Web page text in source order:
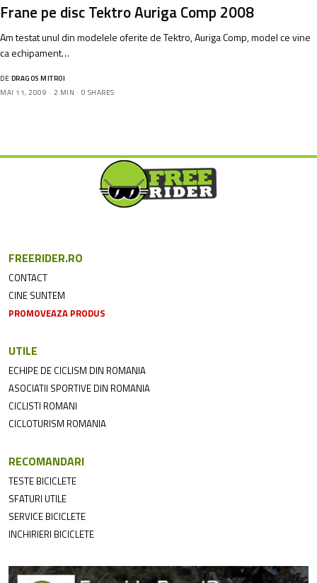
Frane pe disc Tektro Auriga Comp 2008
Am testat unul din modelele oferite de Tektro, Auriga Comp, model ce vine
ca echipament…
DE DRAGOS MITROI
MAI 11, 2009
2 MIN 0 SHARES
FREERIDER.RO
CONTACT
CINE SUNTEM
PROMOVEAZA PRODUS
UTILE
ECHIPE DE CICLISM DIN ROMANIA
ASOCIATII SPORTIVE DIN ROMANIA
CICLISTI ROMANI
CICLOTURISM ROMANIA
RECOMANDARI
TESTE BICICLETE
SFATURI UTILE
SERVICE BICICLETE
INCHIRIERI BICICLETE